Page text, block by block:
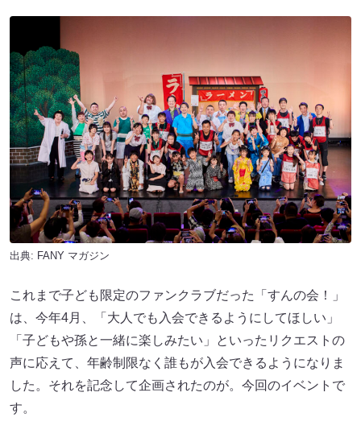
出典: FANY マガジン
これまで子ども限定のファンクラブだった「すんの会！」
は、今年4月、「大人でも入会できるようにしてほしい」
「子どもや孫と一緒に楽しみたい」といったリクエストの
声に応えて、年齢制限なく誰もが入会できるようになりま
した。それを記念して企画されたのが。今回のイベントで
す。